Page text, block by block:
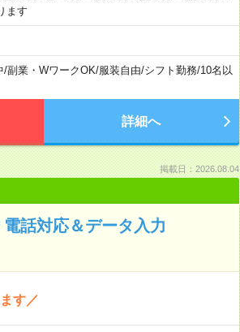
ます
/副業・WワークOK/服装自由/シフト勤務/10名以
詳細へ
掲載日：2026.08.04
話対応＆データ入力
す／